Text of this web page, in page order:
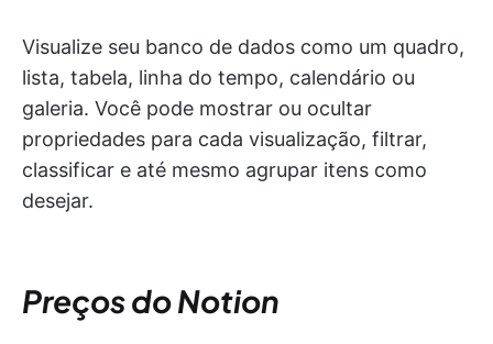
Visualize seu banco de dados como um quadro,
lista, tabela, linha do tempo, calendário ou
galeria. Você pode mostrar ou ocultar
propriedades para cada visualização, filtrar,
classificar e até mesmo agrupar itens como
desejar.
Preços do Notion